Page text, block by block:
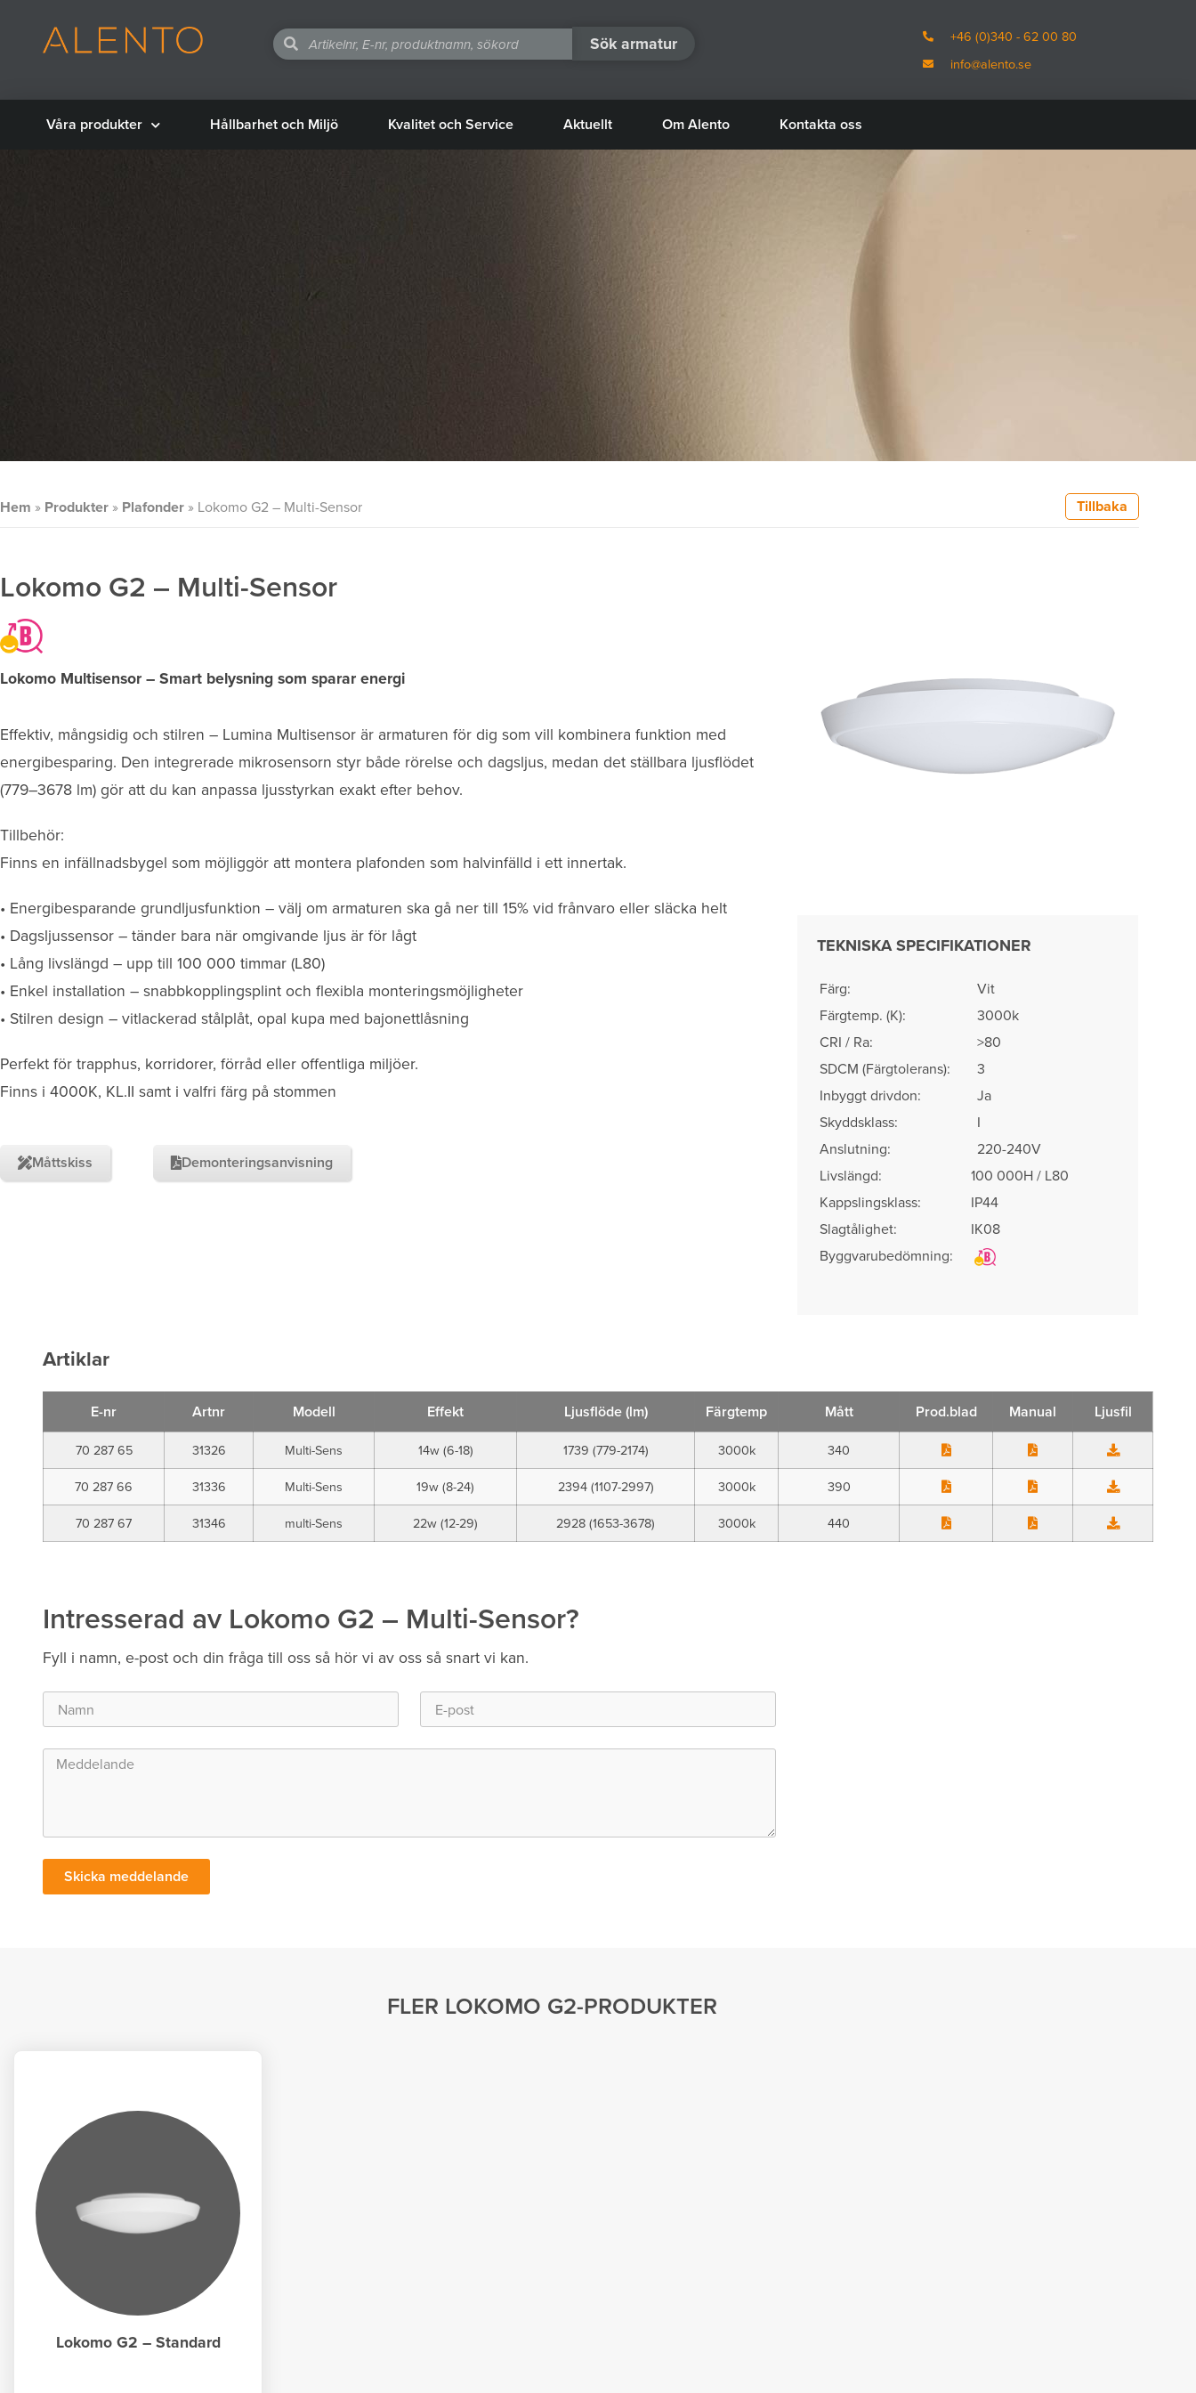
Sök armatur
+46 (0)340 - 62 00 80
info@alento.se
Våra produkter Hållbarhet och Miljö Kvalitet och Service Aktuellt Om Alento Kontakta oss
Hem » Produkter » Plafonder » Lokomo G2 – Multi-Sensor Tillbaka
Lokomo G2 – Multi-Sensor
Lokomo Multisensor – Smart belysning som sparar energi
Effektiv, mångsidig och stilren – Lumina Multisensor är armaturen för dig som vill kombinera funktion med
energibesparing. Den integrerade mikrosensorn styr både rörelse och dagsljus, medan det ställbara ljusflödet
(779–3678 lm) gör att du kan anpassa ljusstyrkan exakt efter behov.
Tillbehör:
Finns en infällnadsbygel som möjliggör att montera plafonden som halvinfälld i ett innertak.
• Energibesparande grundljusfunktion – välj om armaturen ska gå ner till 15% vid frånvaro eller släcka helt
• Dagsljussensor – tänder bara när omgivande ljus är för lågt
• Lång livslängd – upp till 100 000 timmar (L80)
• Enkel installation – snabbkopplingsplint och flexibla monteringsmöjligheter
• Stilren design – vitlackerad stålplåt, opal kupa med bajonettlåsning
Perfekt för trapphus, korridorer, förråd eller offentliga miljöer.
Finns i 4000K, KL.II samt i valfri färg på stommen
Måttskiss Demonteringsanvisning
TEKNISKA SPECIFIKATIONER
Färg:
Vit
Färgtemp. (K):
3000k
CRI / Ra:
>80
SDCM (Färgtolerans)​:
3
Inbyggt drivdon:
Ja
Skyddsklass:
I
Anslutning:
220-240V
Livslängd:
100 000H / L80
Kappslingsklass:
IP44
Slagtålighet:
IK08
Byggvarubedömning:
Artiklar
E-nr Artnr Modell Effekt Ljusflöde (lm) Färgtemp Mått Prod.blad Manual Ljusfil
70 287 65 31326 Multi-Sens 14w (6-18) 1739 (779-2174) 3000k
340
70 287 66
31336 Multi-Sens 19w (8-24) 2394 (1107-2997) 3000k
390
70 287 67
31346 multi-Sens 22w (12-29) 2928 (1653-3678) 3000k 440
Intresserad av Lokomo G2 – Multi-Sensor?
Fyll i namn, e-post och din fråga till oss så hör vi av oss så snart vi kan.
Skicka meddelande
FLER LOKOMO G2-PRODUKTER
Lokomo G2 – Standard